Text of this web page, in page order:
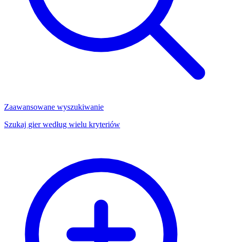
Zaawansowane wyszukiwanie
Szukaj gier według wielu kryteriów